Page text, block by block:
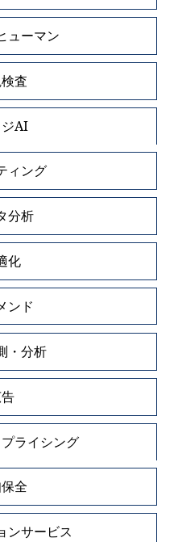
ューマン
査
AI
ィング
分析
化
ンド
・分析
ライシング
全
ンサービス